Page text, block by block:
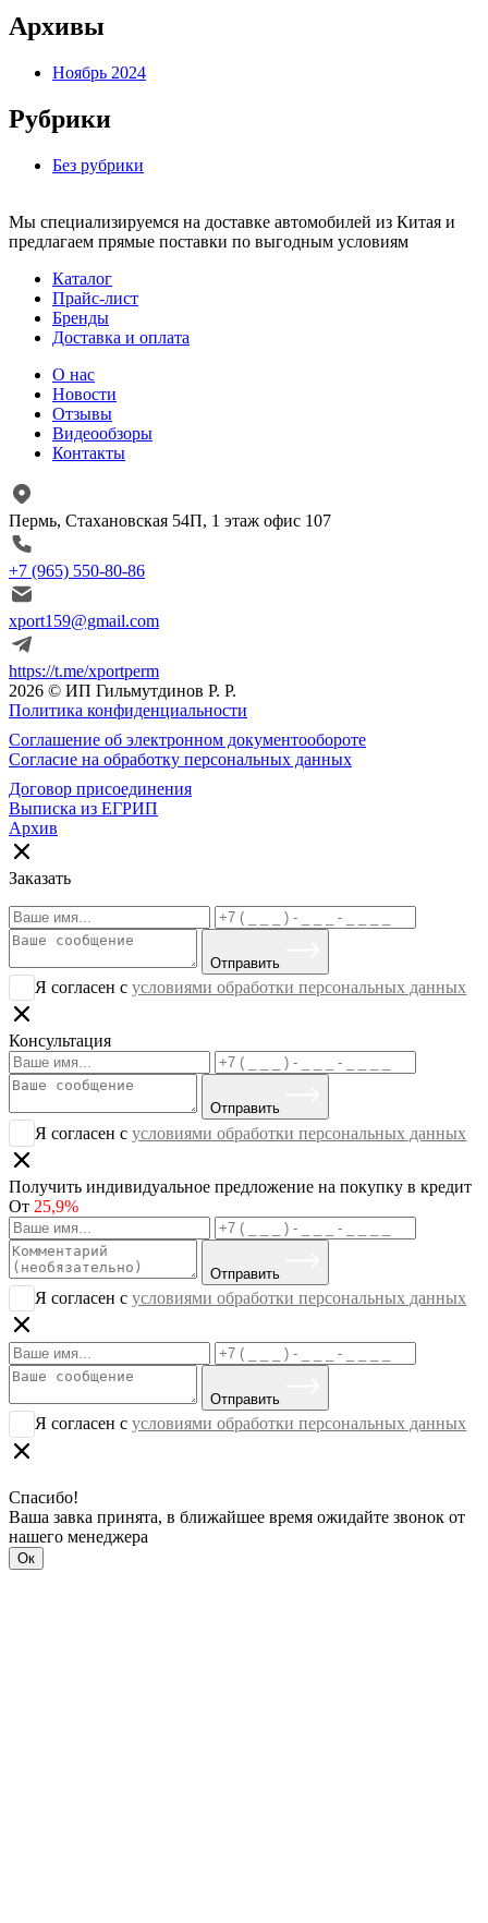
Архивы
Ноябрь 2024
Рубрики
Без рубрики
Мы специализируемся на доставке автомобилей из Китая и
предлагаем прямые поставки по выгодным условиям
Каталог
Прайс-лист
Бренды
Доставка и оплата
О нас
Новости
Отзывы
Видеообзоры
Контакты
Пермь, Стахановская 54П, 1 этаж офис 107
+7 (965) 550-80-86
xport159@gmail.com
https://t.me/xportperm
2026 © ИП Гильмутдинов Р. Р.
Политика конфиденциальности
Соглашение об электронном документообороте
Согласие на обработку персональных данных
Договор присоединения
Выписка из ЕГРИП
Архив
Заказать
Отправить
Я согласен сусловиями обработки персональных данных
Консультация
Отправить
Я согласен сусловиями обработки персональных данных
Получить индивидуальное предложение на покупку в кредит
От 25,9%
Отправить
Я согласен сусловиями обработки персональных данных
Отправить
Я согласен сусловиями обработки персональных данных
Спасибо!
Ваша завка принята, в ближайшее время ожидайте звонок от
нашего менеджера
Ок